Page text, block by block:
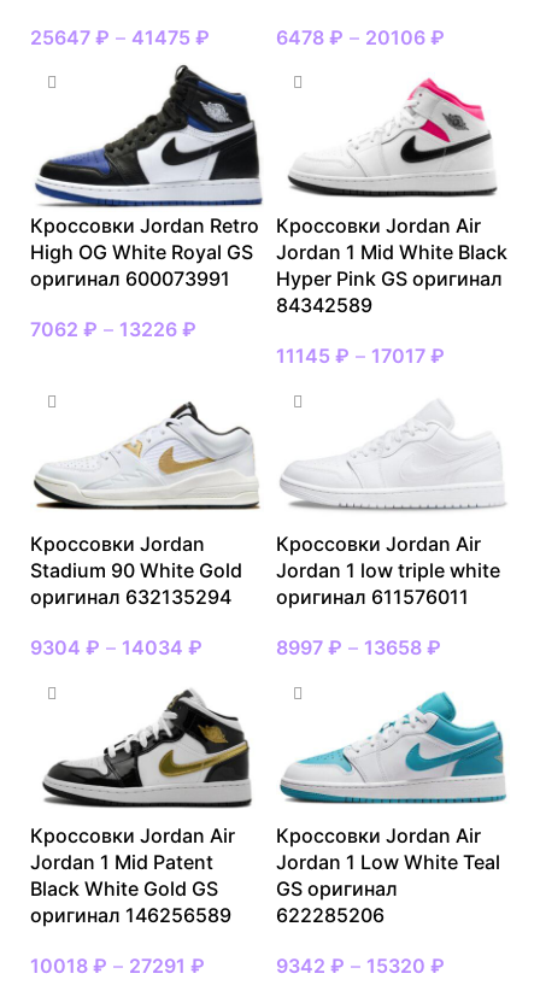
25647 ₽ – 41475 ₽ 6478 ₽ – 20106 ₽
Кроссовки Jordan Retro
High OG White Royal GS
оригинал 600073991
7062 ₽ – 13226 ₽
Кроссовки Jordan Air
Jordan 1 Mid White Black
Hyper Pink GS оригинал
84342589
11145 ₽ – 17017 ₽
Кроссовки Jordan
Stadium 90 White Gold
оригинал 632135294
9304 ₽ – 14034 ₽
Кроссовки Jordan Air
Jordan 1 low triple white
оригинал 611576011
8997 ₽ – 13658 ₽
Кроссовки Jordan Air
Jordan 1 Mid Patent
Black White Gold GS
оригинал 146256589
10018 ₽ – 27291 ₽
Кроссовки Jordan Air
Jordan 1 Low White Teal
GS оригинал
622285206
9342 ₽ – 15320 ₽